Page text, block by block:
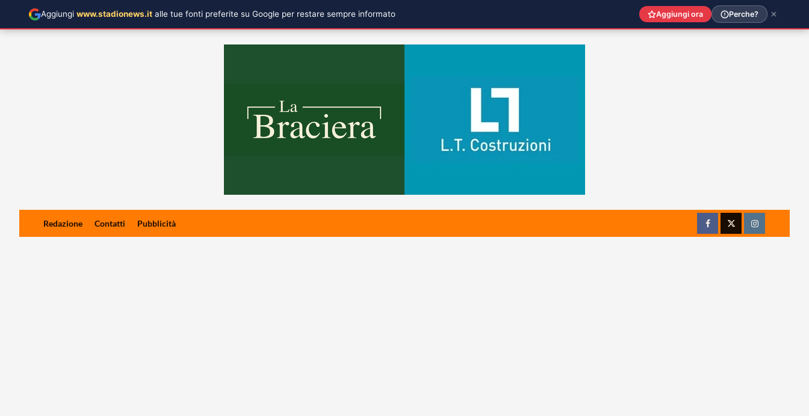
Redazione Contatti Pubblicità
FacebookTwitterInstagram
Aggiungi www.stadionews.it alle tue fonti preferite su Google per restare sempre informato Aggiungi ora Perche?